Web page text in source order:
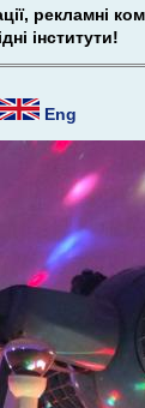
рекламні
інститути!
Eng